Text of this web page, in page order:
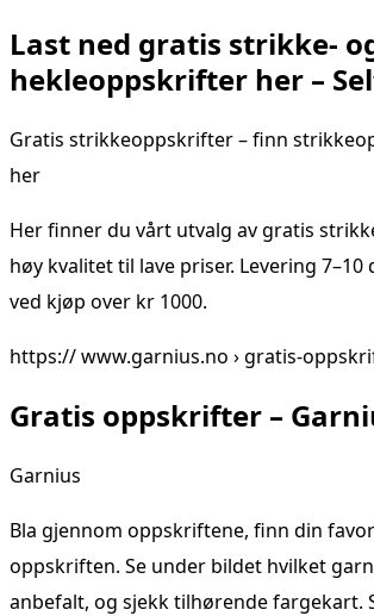
Last ned gratis strikke-
hekleoppskrifter her –
Gratis strikkeoppskrifter – finn
her
Her finner du vårt utvalg av gratis
høy kvalitet til lave priser. Levering
ved kjøp over kr 1000.
https:// www.garnius.no › gratis-
Gratis oppskrifter –
Garnius
Bla gjennom oppskriftene, finn din
oppskriften. Se under bildet hvilket
anbefalt, og sjekk tilhørende fargekart.